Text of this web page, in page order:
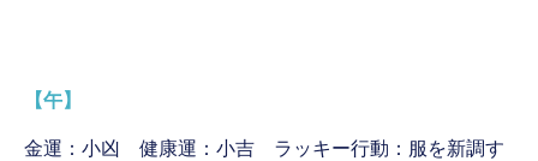
【午】
金運：小凶 健康運：小吉 ラッキー行動：服を新調す